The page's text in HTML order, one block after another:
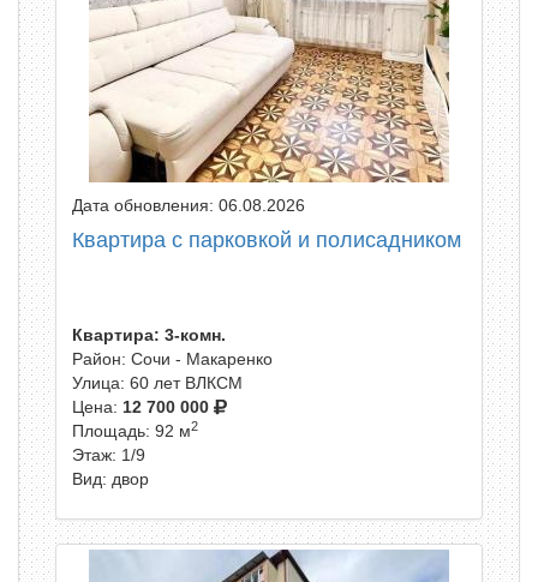
Дата обновления: 06.08.2026
Квартира с парковкой и полисадником
Квартира: 3-комн.
Район: Сочи - Макаренко
Улица: 60 лет ВЛКСМ
Цена: 12 700 000
Площадь: 92 м2
Этаж: 1/9
Вид: двор